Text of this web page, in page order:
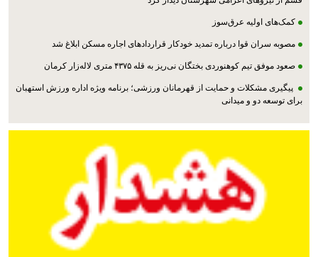
کمک‌های اولیه عرق‌سوز
مصوبه سران قوا درباره تمدید خودکار قراردادهای اجاره مسکن ابلاغ شد
صعود موفق تیم کوهنوردی بختگان نی‌ریز به قله ۴۳۷۵ متری لاله‌زار کرمان
پیگیری مشکلات و حمایت از قهرمانان ورزشی؛ برنامه ویژه اداره ورزش استهبان
برای توسعه دو و میدانی